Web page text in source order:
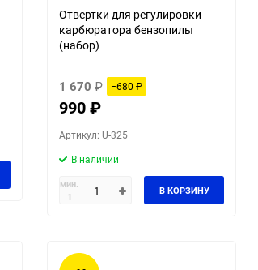
Отвертки для регулировки
карбюратора бензопилы
(набор)
1 670 ₽ −680 ₽
990₽
Артикул: U-325
В наличии
мин.
1
В КОРЗИНУ